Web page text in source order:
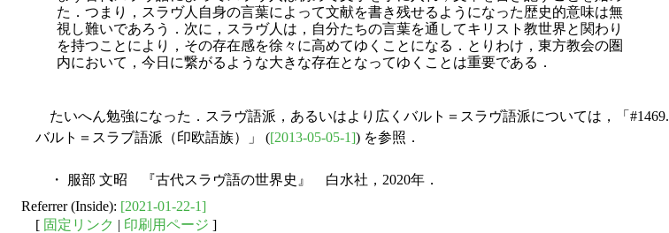
た．つまり，スラヴ人自身の言葉によって文献を書き残せるようになった歴史的意味は無
視し難いであろう． 次に，スラヴ人は，自分たちの言葉を通してキリスト教世界と関わり
を持つことにより，その存在感を徐々に高めてゆくことになる．とりわけ，東方教会の圏
内において，今日に繋がるような大きな存在となってゆくことは重要である．
たいへん勉強になった．スラヴ語派，あるいはより広くバルト＝スラヴ語派については，「#1469.
バルト＝スラブ語派（印欧語族）」 ([2013-05-05-1]) を参照．
・ 服部 文昭 『古代スラヴ語の世界史』 白水社，2020年．
Referrer (Inside): [2021-01-22-1]
[ 固定リンク | 印刷用ページ ]